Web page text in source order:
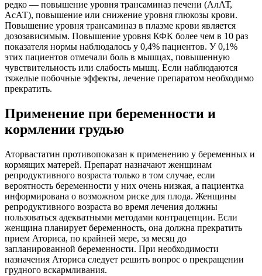
редко — повышение уровня трансаминаз печени (АлАТ,
АсАТ), повышение или снижение уровня глюкозы крови.
Повышение уровня трансаминаз в плазме крови является
дозозависимым. Повышение уровня КФК более чем в 10 раз
показателя нормы наблюдалось у 0,4% пациентов. У 0,1%
этих пациентов отмечали боль в мышцах, повышенную
чувствительность или слабость мышц. Если наблюдаются
тяжелые побочные эффекты, лечение препаратом необходимо
прекратить.
Применение при беременности и
кормлении грудью
Аторвастатин противопоказан к применению у беременных и
кормящих матерей. Препарат назначают женщинам
репродуктивного возраста только в том случае, если
вероятность беременности у них очень низкая, а пациентка
информирована о возможном риске для плода. Женщины
репродуктивного возраста во время лечения должны
пользоваться адекватными методами контрацепции. Если
женщина планирует беременность, она должна прекратить
прием Аториса, по крайней мере, за месяц до
запланированной беременности. При необходимости
назначения Аториса следует решить вопрос о прекращении
грудного вскармливания.